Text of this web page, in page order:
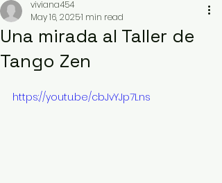
Una mirada al Taller de
Tango Zen
viviana454
May 16, 20251 min read
https://youtu.be/cbJvYJp7Lns